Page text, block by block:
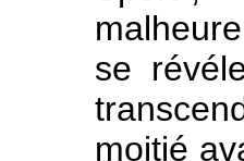
se
moitié